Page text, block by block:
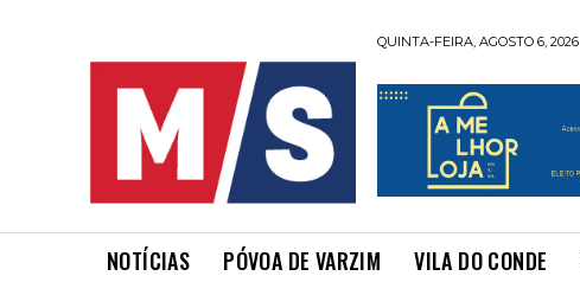
QUINTA-FEIRA, AGOSTO 6, 2026
NOTÍCIAS PÓVOA DE VARZIM VILA DO CONDE